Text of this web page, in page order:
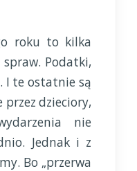
roku to kilka
Podatki,
I te ostatnie są
przez dzieciory,
nie
Jednak i z
Bo „przerwa